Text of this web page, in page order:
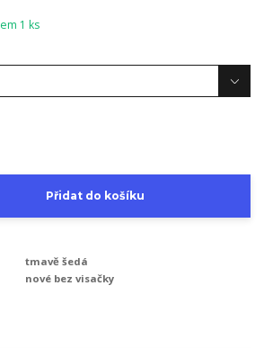
1 ks
Přidat do košíku
tmavě šedá
nové bez visačky